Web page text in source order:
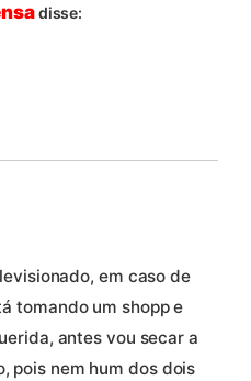
disse:
em caso de
tomando um shopp e
antes vou secar a
pois nem hum dos dois